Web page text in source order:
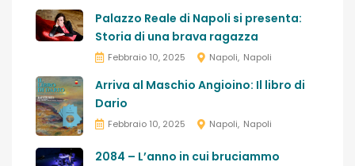
Palazzo Reale di Napoli si presenta:
Storia di una brava ragazza
Febbraio 10, 2025 Napoli Napoli
Arriva al Maschio Angioino: Il libro di
Dario
Febbraio 10, 2025 Napoli Napoli
2084 – L’anno in cui bruciammo